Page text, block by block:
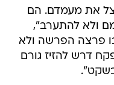
את מעמדם. הם
ולא להתערב",
פרצה הפרשה ולא
דרש להזיז גורם